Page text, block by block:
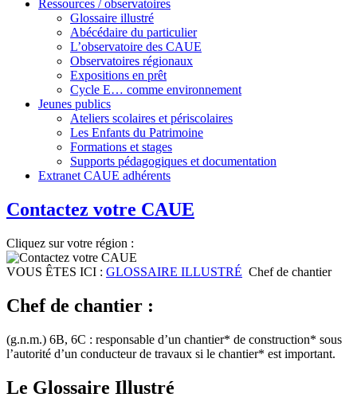
Ressources / observatoires
Glossaire illustré
Abécédaire du particulier
L’observatoire des CAUE
Observatoires régionaux
Expositions en prêt
Cycle E… comme environnement
Jeunes publics
Ateliers scolaires et périscolaires
Les Enfants du Patrimoine
Formations et stages
Supports pédagogiques et documentation
Extranet CAUE adhérents
Contactez votre CAUE
Cliquez sur votre région :
VOUS ÊTES ICI : GLOSSAIRE ILLUSTRÉ Chef de chantier
Chef de chantier :
(g.n.m.) 6B, 6C : responsable d’un chantier* de construction* sous
l’autorité d’un conducteur de travaux si le chantier* est important.
Le Glossaire Illustré